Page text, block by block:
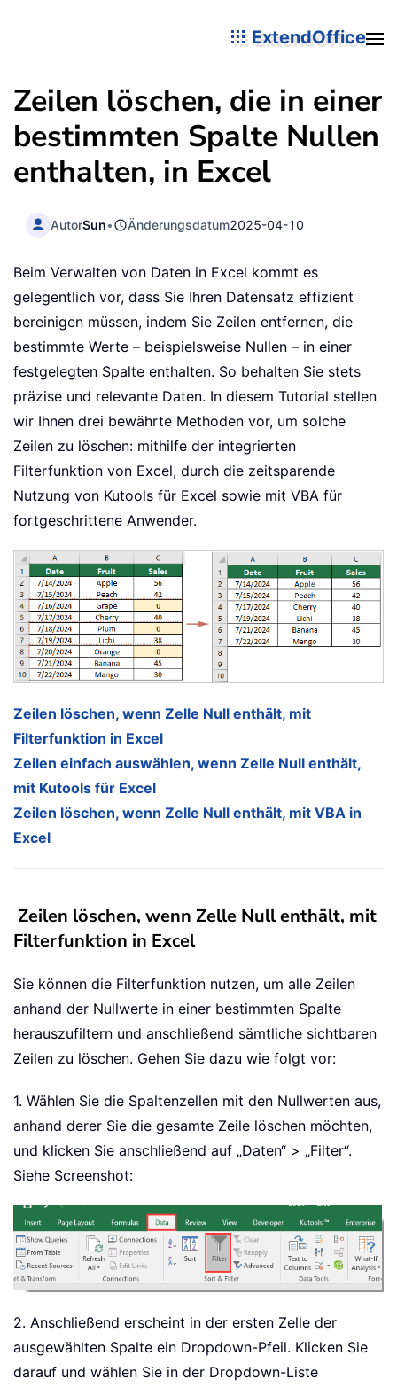
ExtendOffice
Zeilen löschen, die in einer
bestimmten Spalte Nullen
enthalten, in Excel
AutorSun• Änderungsdatum2025-04-10
Beim Verwalten von Daten in Excel kommt es
gelegentlich vor, dass Sie Ihren Datensatz effizient
bereinigen müssen, indem Sie Zeilen entfernen, die
bestimmte Werte – beispielsweise Nullen – in einer
festgelegten Spalte enthalten. So behalten Sie stets
präzise und relevante Daten. In diesem Tutorial stellen
wir Ihnen drei bewährte Methoden vor, um solche
Zeilen zu löschen: mithilfe der integrierten
Filterfunktion von Excel, durch die zeitsparende
Nutzung von Kutools für Excel sowie mit VBA für
fortgeschrittene Anwender.
Zeilen löschen, wenn Zelle Null enthält, mit
Filterfunktion in Excel
Zeilen einfach auswählen, wenn Zelle Null enthält,
mit Kutools für Excel
Zeilen löschen, wenn Zelle Null enthält, mit VBA in
Excel
Zeilen löschen, wenn Zelle Null enthält, mit
Filterfunktion in Excel
Sie können die Filterfunktion nutzen, um alle Zeilen
anhand der Nullwerte in einer bestimmten Spalte
herauszufiltern und anschließend sämtliche sichtbaren
Zeilen zu löschen. Gehen Sie dazu wie folgt vor:
1. Wählen Sie die Spaltenzellen mit den Nullwerten aus,
anhand derer Sie die gesamte Zeile löschen möchten,
und klicken Sie anschließend auf „Daten“ > „Filter“.
Siehe Screenshot:
2. Anschließend erscheint in der ersten Zelle der
ausgewählten Spalte ein Dropdown-Pfeil. Klicken Sie
darauf und wählen Sie in der Dropdown-Liste